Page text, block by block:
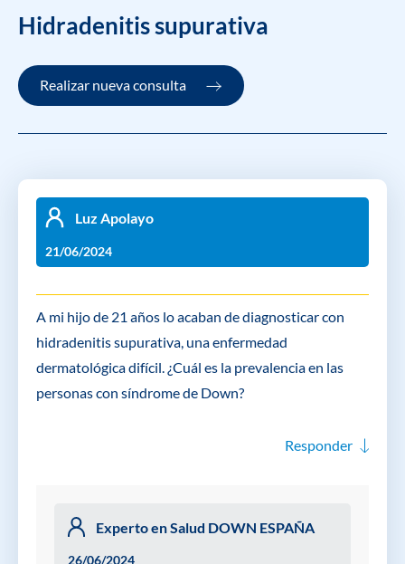
Hidradenitis supurativa
Realizar nueva consulta
Luz Apolayo
21/06/2024
A mi hijo de 21 años lo acaban de diagnosticar con
hidradenitis supurativa, una enfermedad
dermatológica difícil. ¿Cuál es la prevalencia en las
personas con síndrome de Down?
Responder
Experto en Salud DOWN ESPAÑA
26/06/2024